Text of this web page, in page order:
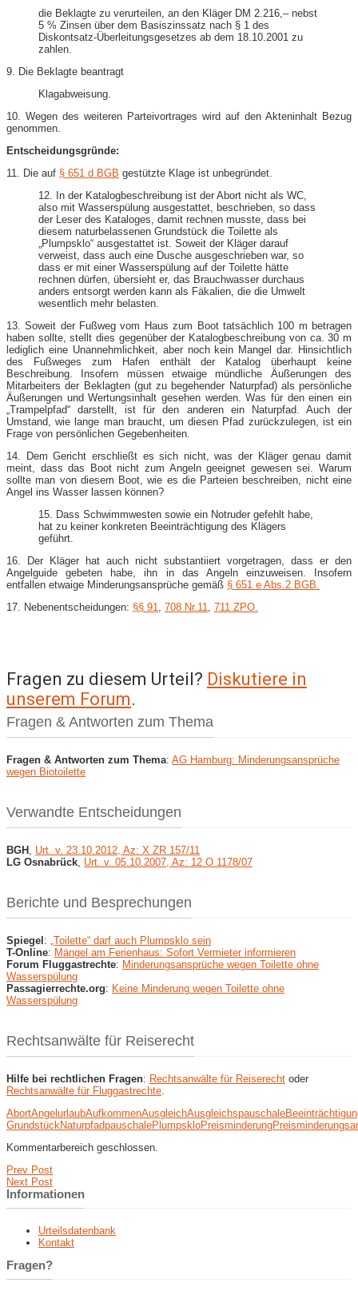
die Beklagte zu verurteilen, an den Kläger DM 2.216,– nebst
5 % Zinsen über dem Basiszinssatz nach § 1 des
Diskontsatz-Überleitungsgesetzes ab dem 18.10.2001 zu
zahlen.
9. Die Beklagte beantragt
Klagabweisung.
10. Wegen des weiteren Parteivortrages wird auf den Akteninhalt Bezug
genommen.
Entscheidungsgründe:
11. Die auf § 651 d BGB gestützte Klage ist unbegründet.
12. In der Katalogbeschreibung ist der Abort nicht als WC,
also mit Wasserspülung ausgestattet, beschrieben, so dass
der Leser des Kataloges, damit rechnen musste, dass bei
diesem naturbelassenen Grundstück die Toilette als
„Plumpsklo“ ausgestattet ist. Soweit der Kläger darauf
verweist, dass auch eine Dusche ausgeschrieben war, so
dass er mit einer Wasserspülung auf der Toilette hätte
rechnen dürfen, übersieht er, das Brauchwasser durchaus
anders entsorgt werden kann als Fäkalien, die die Umwelt
wesentlich mehr belasten.
13. Soweit der Fußweg vom Haus zum Boot tatsächlich 100 m betragen
haben sollte, stellt dies gegenüber der Katalogbeschreibung von ca. 30 m
lediglich eine Unannehmlichkeit, aber noch kein Mangel dar. Hinsichtlich
des Fußweges zum Hafen enthält der Katalog überhaupt keine
Beschreibung. Insofern müssen etwaige mündliche Äußerungen des
Mitarbeiters der Beklagten (gut zu begehender Naturpfad) als persönliche
Äußerungen und Wertungsinhalt gesehen werden. Was für den einen ein
„Trampelpfad“ darstellt, ist für den anderen ein Naturpfad. Auch der
Umstand, wie lange man braucht, um diesen Pfad zurückzulegen, ist ein
Frage von persönlichen Gegebenheiten.
14. Dem Gericht erschließt es sich nicht, was der Kläger genau damit
meint, dass das Boot nicht zum Angeln geeignet gewesen sei. Warum
sollte man von diesem Boot, wie es die Parteien beschreiben, nicht eine
Angel ins Wasser lassen können?
15. Dass Schwimmwesten sowie ein Notruder gefehlt habe,
hat zu keiner konkreten Beeinträchtigung des Klägers
geführt.
16. Der Kläger hat auch nicht substantiiert vorgetragen, dass er den
Angelguide gebeten habe, ihn in das Angeln einzuweisen. Insofern
entfallen etwaige Minderungsansprüche gemäß § 651 e Abs.2 BGB.
17. Nebenentscheidungen: §§ 91 708 Nr.11 711 ZPO.
Fragen zu diesem Urteil? Diskutiere in
unserem Forum.
Fragen & Antworten zum Thema
Fragen & Antworten zum Thema: AG Hamburg: Minderungsansprüche
wegen Biotoilette
Verwandte Entscheidungen
BGH Urt. v. 23.10.2012, Az: X ZR 157/11
LG Osnabrück Urt. v. 05.10.2007, Az: 12 O 1178/07
Berichte und Besprechungen
Spiegel: „Toilette“ darf auch Plumpsklo sein
T-Online: Mängel am Ferienhaus: Sofort Vermieter informieren
Forum Fluggastrechte: Minderungsansprüche wegen Toilette ohne
Wasserspülung
Passagierrechte.org: Keine Minderung wegen Toilette ohne
Wasserspülung
Rechtsanwälte für Reiserecht
Hilfe bei rechtlichen Fragen: Rechtsanwälte für Reiserecht oder
Rechtsanwälte für Fluggastrechte
AbortAngelurlaubAufkommenAusgleichAusgleichspauschale
GrundstückNaturpfadpauschalePlumpskloPreisminderung
Kommentarbereich geschlossen.
Prev Post
Next Post
Informationen
Urteilsdatenbank
Kontakt
Fragen?